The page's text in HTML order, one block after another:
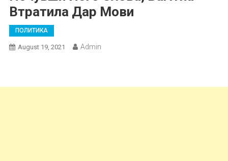
Втратила Дар Мови
ПОЛИТИКА
August 19, 2021 Admin